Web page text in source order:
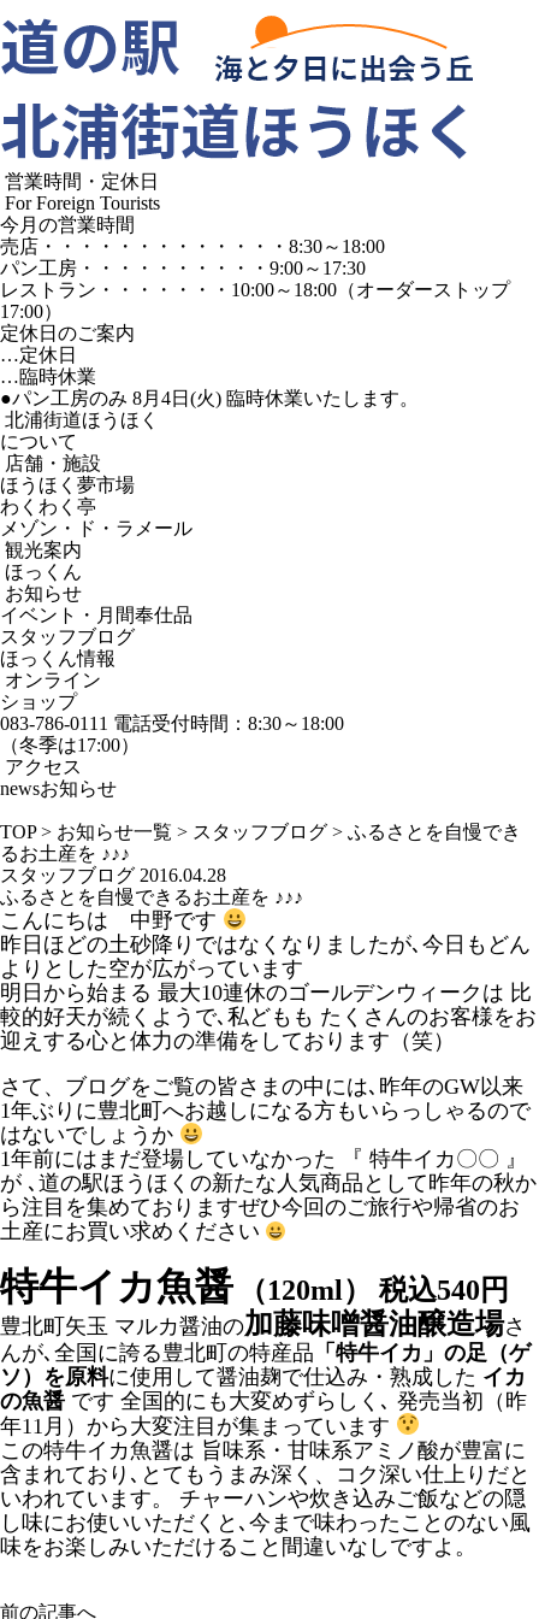
営業時間・定休日
For Foreign Tourists
今月の営業時間
売店 ・・・・・・・・・・・・・ 8:30～18:00
パン工房 ・・・・・・・・・・ 9:00～17:30
レストラン ・・・・・・・ 10:00～18:00 （オーダーストップ
17:00）
定休日のご案内
…定休日
…臨時休業
●パン工房のみ 8月4日(火) 臨時休業いたします。
北浦街道ほうほく
について
店舗・施設
ほうほく夢市場
わくわく亭
メゾン・ド・ラメール
観光案内
ほっくん
お知らせ
イベント・月間奉仕品
スタッフブログ
ほっくん情報
オンライン
ショップ
083-786-0111 電話受付時間：8:30～18:00
（冬季は17:00）
アクセス
newsお知らせ
TOP> お知らせ一覧 > スタッフブログ > ふるさとを自慢でき
るお土産を ♪♪♪
スタッフブログ 2016.04.28
ふるさとを自慢できるお土産を ♪♪♪
こんにちは 中野です
昨日ほどの土砂降りではなくなりましたが､今日もどん
よりとした空が広がっています
明日から始まる 最大10連休のゴールデンウィークは 比
較的好天が続くようで､私どもも たくさんのお客様をお
迎えする心と体力の準備をしております（笑）
さて、ブログをご覧の皆さまの中には､昨年のGW以来
1年ぶりに豊北町へお越しになる方もいらっしゃるので
はないでしょうか
1年前にはまだ登場していなかった 『 特牛イカ〇〇 』
が ､道の駅ほうほくの新たな人気商品として昨年の秋か
ら注目を集めておりますぜひ今回のご旅行や帰省のお
土産にお買い求めください
特牛イカ魚醤 （120ml） 税込540円
豊北町矢玉 マルカ醤油の加藤味噌醤油醸造場さ
んが､全国に誇る豊北町の特産品 「特牛イカ」の足（ゲ
ソ）を原料に使用して醤油麹で仕込み・熟成した イカ
の魚醤 です 全国的にも大変めずらしく､ 発売当初（昨
年11月）から大変注目が集まっています
この特牛イカ魚醤は 旨味系・甘味系アミノ酸が豊富に
含まれており､とてもうまみ深く、コク深い仕上りだと
いわれています。 チャーハンや炊き込みご飯などの隠
し味にお使いいただくと､今まで味わったことのない風
味をお楽しみいただけること間違いなしですよ。
前の記事へ